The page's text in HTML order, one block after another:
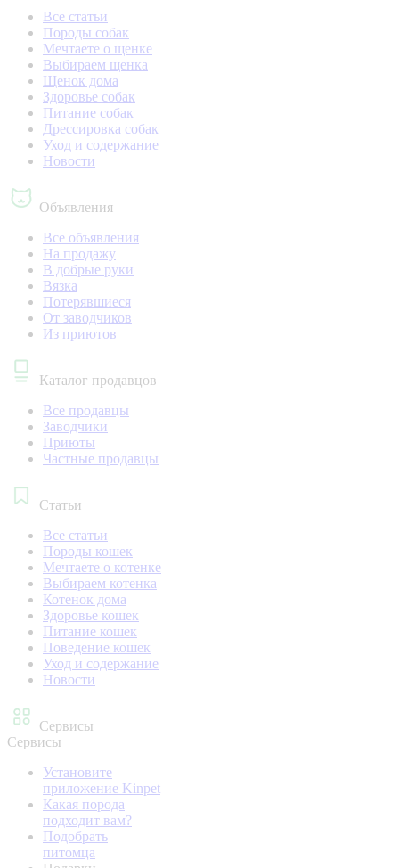
Все статьи
Породы собак
Мечтаете о щенке
Выбираем щенка
Щенок дома
Здоровье собак
Питание собак
Дрессировка собак
Уход и содержание
Новости
Объявления
Все объявления
На продажу
В добрые руки
Вязка
Потерявшиеся
От заводчиков
Из приютов
Каталог продавцов
Все продавцы
Заводчики
Приюты
Частные продавцы
Статьи
Все статьи
Породы кошек
Мечтаете о котенке
Выбираем котенка
Котенок дома
Здоровье кошек
Питание кошек
Поведение кошек
Уход и содержание
Новости
Сервисы
Сервисы
Установите
приложение Kinpet
Какая порода
подходит вам?
Подобрать
питомца